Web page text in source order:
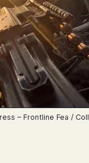
– Frontline Fea /